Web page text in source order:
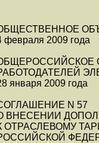
февраля 2009 года
января 2009 года
N 57
ВНЕСЕНИИ
ОТРАСЛЕВОМУ